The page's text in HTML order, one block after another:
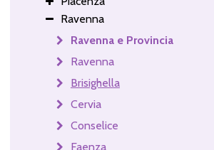
Ravenna
Ravenna e Provincia
Ravenna
Brisighella
Cervia
Conselice
Faenza